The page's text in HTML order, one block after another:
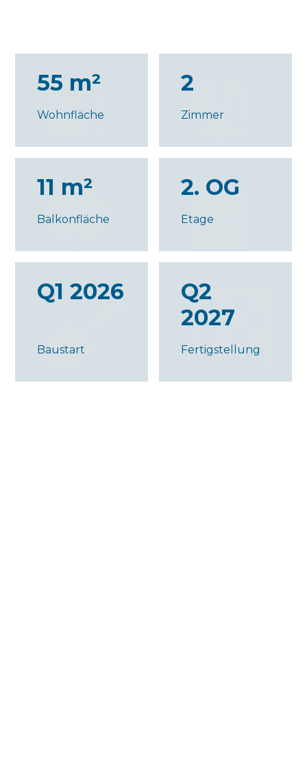
55 m²
Wohnfläche
2
Zimmer
11 m²
Balkonfläche
2. OG
Etage
Q1 2026
Baustart
Q2
2027
Fertigstellung